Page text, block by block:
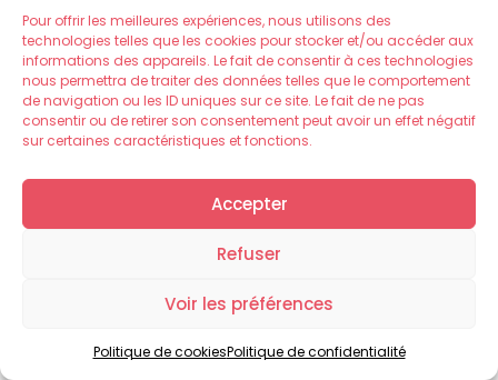
Pour offrir les meilleures expériences, nous utilisons des
technologies telles que les cookies pour stocker et/ou accéder aux
informations des appareils. Le fait de consentir à ces technologies
nous permettra de traiter des données telles que le comportement
de navigation ou les ID uniques sur ce site. Le fait de ne pas
consentir ou de retirer son consentement peut avoir un effet négatif
sur certaines caractéristiques et fonctions.
Accepter
Refuser
Voir les préférences
Politique de cookiesPolitique de confidentialité